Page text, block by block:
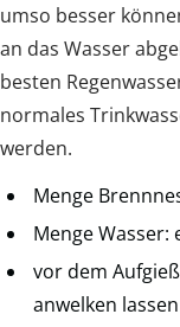
umso besser
an das Wasser
besten
normales
werden.
Menge
Menge Wasser:
vor dem
anwelken lassen